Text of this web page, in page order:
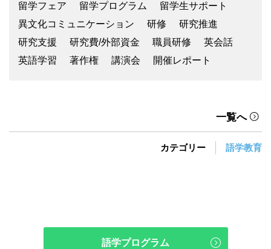
留学フェア 留学プログラム
留学生サポート
異文化コミュニケーション
研修
研究推進
研究支援
研究費/外部資金 職員研修
英会話
英語学習
著作権 講演会 開催レポート
一覧へ
カテゴリー 語学教育
語学プログラム